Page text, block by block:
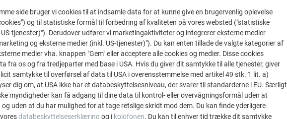
Tagspån PREFALZ-tagsystem
43 P.10 stengrå
Hohensinn Architektur ZT GmbH
Dachdeckerei/Spenglerei Goran Tadic GmbH
side bruger vi cookies til at indsamle data for at kunne give en brugervenlig oplevelse
og til statistiske formål til forbedring af kvaliteten på vores websted ("statistiske
tjenester)"). Derudover udfører vi marketingaktiviteter og integrerer eksterne medier
og eksterne medier (inkl. US-tjenester)"). Du kan enten tillade de valgte kategorier af
medier vha. knappen "Gem" eller acceptere alle cookies og medier. Disse cookies
fra os og fra tredjeparter med base i USA. Hvis du giver dit samtykke til alle tjenester, giver
samtykke til overførsel af data til USA i overensstemmelse med artikel 49 stk. 1 lit. a)
dig om, at USA ikke har et databeskyttelsesniveau, der svarer til standarderne i EU. Særligt
myndigheder kan få adgang til dine data til kontrol- eller overvågningsformål uden at
og uden at du har mulighed for at tage retslige skridt mod dem. Du kan finde yderligere
databeskyttelseserklæring og i kolofonen. Du kan til enhver tid trække dit samtykke